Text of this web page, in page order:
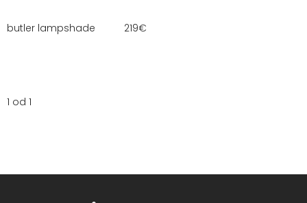
butler lampshade 219€
1 od 1